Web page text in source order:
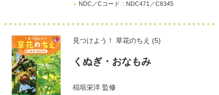
NDC／Cコード
NDC471／C8345
見つけよう！ 草花のちえ (5)
くぬぎ・おなもみ
稲垣栄洋監修